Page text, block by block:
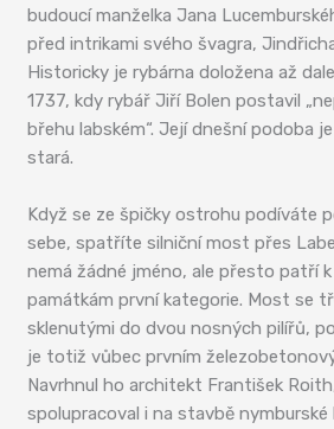
budoucí manželka Jana
před intrikami svého švagra,
Historicky je rybárna doložena až
1737, kdy rybář Jiří Bolen postavil
břehu labském“. Její dnešní podoba
stará.
Když se ze špičky ostrohu podíváte
sebe, spatříte silniční most přes
nemá žádné jméno, ale přesto patří
památkám první kategorie. Most se
sklenutými do dvou nosných pilířů,
je totiž vůbec prvním
Navrhnul ho architekt František
spolupracoval i na stavbě nymburské